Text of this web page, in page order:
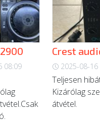
08:09
Crest
2025-08-16
Teljesen
Kizárólag
átvétel.